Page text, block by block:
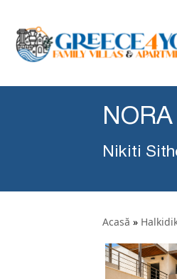
Nikiti
Acasă »